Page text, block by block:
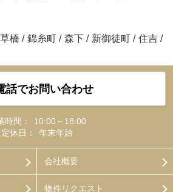
橋 / 錦糸町 / 森下 / 新御徒町 / 住吉 /
話でお問い合わせ
時間：
10:00～18:00
定休日：
年末年始
会社概要
物件リクエスト